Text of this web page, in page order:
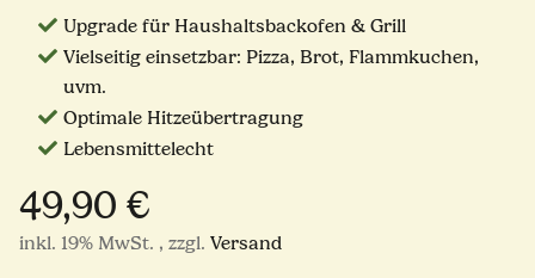
Upgrade für Haushaltsbackofen & Grill
Vielseitig einsetzbar: Pizza, Brot, Flammkuchen,
uvm.
Optimale Hitzeübertragung
Lebensmittelecht
49,90 €
inkl. 19% MwSt. , zzgl. Versand